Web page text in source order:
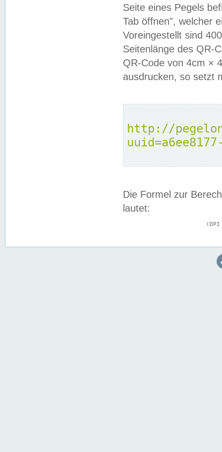
Seite eines Pegels
Tab öffnen", welcher
Voreingestellt sind
Seitenlänge des QR-
QR-Code von 4cm ×
ausdrucken, so setzt
http://
Die Formel zur
lautet: